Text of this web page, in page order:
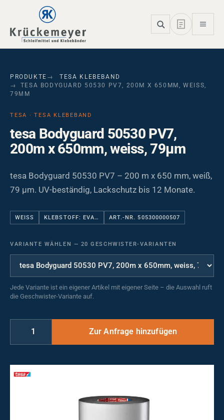
Skip to main navigation
Skip to main content
Skip to page footer
PRODUKTE
TESA KLEBEBAND
TESA BODYGUARD 50530 PV7, 200M X 650MM, WEISS,
79ΜM
TESA · TESA KLEBEBAND
tesa Bodyguard 50530 PV7,
200m x 650mm, weiss, 79µm
tesa Bodyguard 50530 PV7 – 200 m x 650 mm, weiß,
79 µm. UV-beständig, Lackschutz bis 12 Monate.
WEISS KLEBSTOFF: EVA… ART.-NR. 505300000507
VARIANTE WÄHLEN — 20 GESCHWISTER-VARIANTEN
Jede Variante ist ein eigener Artikel mit eigener Seite – die Auswahl ruft
die Geschwister-Variante auf.